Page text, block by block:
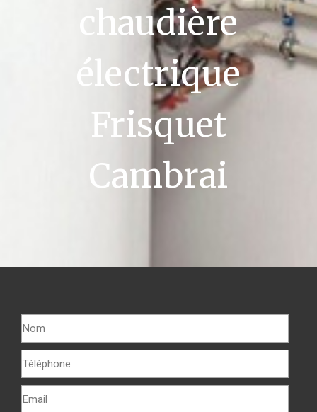
chaudière
électrique
Frisquet
Cambrai